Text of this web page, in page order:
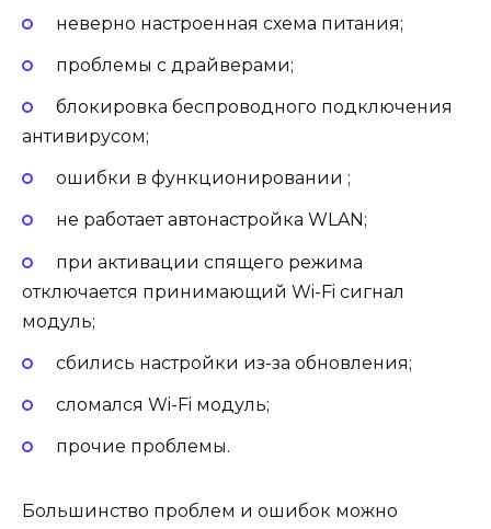
неверно настроенная схема питания;
проблемы с драйверами;
блокировка беспроводного подключения
антивирусом;
ошибки в функционировании ;
не работает автонастройка WLAN;
при активации спящего режима
отключается принимающий Wi-Fi сигнал
модуль;
сбились настройки из-за обновления;
сломался Wi-Fi модуль;
прочие проблемы.
Большинство проблем и ошибок можно